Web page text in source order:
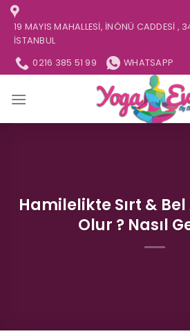
İçeriğe
atla19 MAYIS MAHALLESI, İNÖNÜ CADDESI ,
İSTANBUL
0216 385 51 99
WHATSAPP
Hamilelikte Sırt & Bel
Olur ? Nasıl